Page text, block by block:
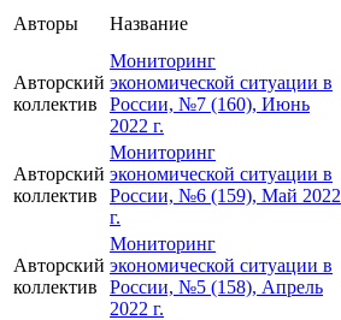
Авторы Название
Авторский
коллектив
Мониторинг
экономической ситуации в
России, №7 (160), Июнь
2022 г.
Авторский
коллектив
Мониторинг
экономической ситуации в
России, №6 (159), Май 2022
г.
Авторский
коллектив
Мониторинг
экономической ситуации в
России, №5 (158), Апрель
2022 г.